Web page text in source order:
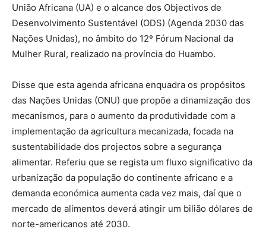
União Africana (UA) e o alcance dos Objectivos de
Desenvolvimento Sustentável (ODS) (Agenda 2030 das
Nações Unidas), no âmbito do 12º Fórum Nacional da
Mulher Rural, realizado na província do Huambo.
Disse que esta agenda africana enquadra os propósitos
das Nações Unidas (ONU) que propõe a dinamização dos
mecanismos, para o aumento da produtividade com a
implementação da agricultura mecanizada, focada na
sustentabilidade dos projectos sobre a segurança
alimentar. Referiu que se regista um fluxo significativo da
urbanização da população do continente africano e a
demanda económica aumenta cada vez mais, daí que o
mercado de alimentos deverá atingir um bilião dólares de
norte-americanos até 2030.